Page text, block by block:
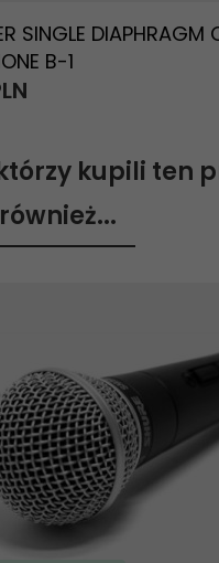
SINGLE DIAPHRAGM
B-1
kupili ten